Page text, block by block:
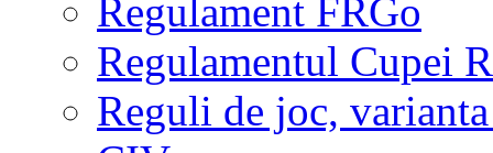
Regulament FRGo
Regulamentul Cupei
Reguli de joc,